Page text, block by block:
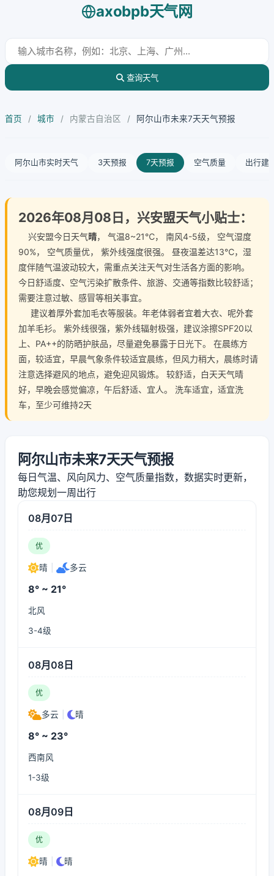
axobpb天气网
查询天气
首页 / 城市 / 内蒙古自治区 / 阿尔山市未来7天天气预报
阿尔山市实时天气 3天预报 7天预报 空气质量 出行建
2026年08月08日，兴安盟天气小贴士：
兴安盟今日天气晴， 气温8~21℃， 南风4-5级， 空气湿度
90%， 空气质量优， 紫外线强度很强。 昼夜温差达13℃，湿
度伴随气温波动较大，需重点关注天气对生活各方面的影响。
今日舒适度、空气污染扩散条件、旅游、交通等指数比较舒适；
需要注意过敏、感冒等相关事宜。
建议着厚外套加毛衣等服装。年老体弱者宜着大衣、呢外套
加羊毛衫。 紫外线很强，紫外线辐射极强，建议涂擦SPF20以
上、PA++的防晒护肤品，尽量避免暴露于日光下。 在晨练方
面，较适宜，早晨气象条件较适宜晨练，但风力稍大，晨练时请
注意选择避风的地点，避免迎风锻炼。 较舒适，白天天气晴
好，早晚会感觉偏凉，午后舒适、宜人。 洗车适宜，适宜洗
车，至少可维持2天
阿尔山市未来7天天气预报
每日气温、风向风力、空气质量指数，数据实时更新，
助您规划一周出行
08月07日
优
晴 多云
8° ~ 21°
北风
3-4级
08月08日
优
多云 晴
8° ~ 23°
西南风
1-3级
08月09日
优
晴 晴